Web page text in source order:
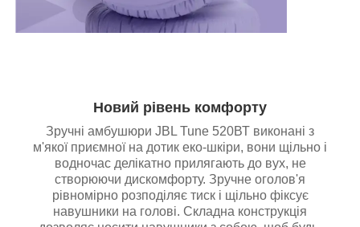
Новий рівень комфорту
Зручні амбушюри JBL Tune 520ВТ виконані з
м'якої приємної на дотик еко-шкіри, вони щільно і
водночас делікатно прилягають до вух, не
створюючи дискомфорту. Зручне оголов'я
рівномірно розподіляє тиск і щільно фіксує
навушники на голові. Складна конструкція